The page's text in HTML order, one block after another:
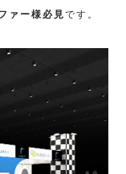
ァー様必見です。